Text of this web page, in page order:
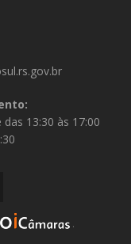
13:30 às 17:00
C.